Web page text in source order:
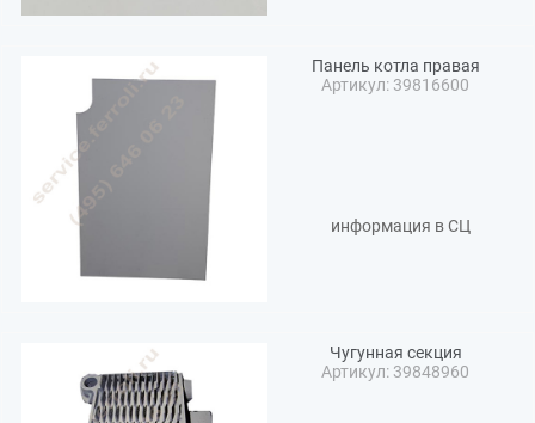
Панель котла правая
Артикул: 39816600
информация в СЦ
Чугунная секция
Артикул: 39848960